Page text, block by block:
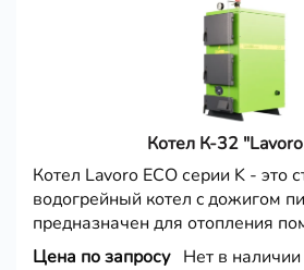
Котел К-32
Котел Lavoro ECO серии K - это
водогрейный котел c дожигом
предназначен для отопления
Цена по запросу Нет в наличии